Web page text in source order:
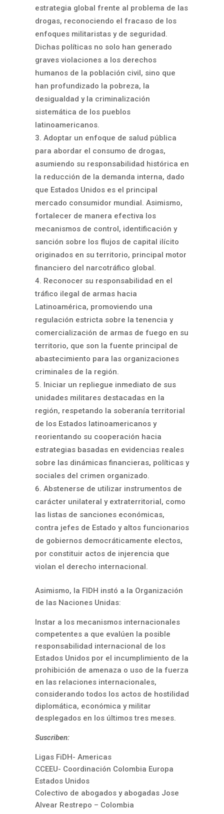
estrategia global frente al problema de las
drogas, reconociendo el fracaso de los
enfoques militaristas y de seguridad.
Dichas políticas no solo han generado
graves violaciones a los derechos
humanos de la población civil, sino que
han profundizado la pobreza, la
desigualdad y la criminalización
sistemática de los pueblos
latinoamericanos.
Adoptar un enfoque de salud pública
para abordar el consumo de drogas,
asumiendo su responsabilidad histórica en
la reducción de la demanda interna, dado
que Estados Unidos es el principal
mercado consumidor mundial. Asimismo,
fortalecer de manera efectiva los
mecanismos de control, identificación y
sanción sobre los flujos de capital ilícito
originados en su territorio, principal motor
financiero del narcotráfico global.
Reconocer su responsabilidad en el
tráfico ilegal de armas hacia
Latinoamérica, promoviendo una
regulación estricta sobre la tenencia y
comercialización de armas de fuego en su
territorio, que son la fuente principal de
abastecimiento para las organizaciones
criminales de la región.
Iniciar un repliegue inmediato de sus
unidades militares destacadas en la
región, respetando la soberanía territorial
de los Estados latinoamericanos y
reorientando su cooperación hacia
estrategias basadas en evidencias reales
sobre las dinámicas financieras, políticas y
sociales del crimen organizado.
Abstenerse de utilizar instrumentos de
carácter unilateral y extraterritorial, como
las listas de sanciones económicas,
contra jefes de Estado y altos funcionarios
de gobiernos democráticamente electos,
por constituir actos de injerencia que
violan el derecho internacional.
Asimismo, la FIDH instó a la Organización
de las Naciones Unidas:
Instar a los mecanismos internacionales
competentes a que evalúen la posible
responsabilidad internacional de los
Estados Unidos por el incumplimiento de la
prohibición de amenaza o uso de la fuerza
en las relaciones internacionales,
considerando todos los actos de hostilidad
diplomática, económica y militar
desplegados en los últimos tres meses.
Suscriben:
Ligas FiDH- Americas
CCEEU- Coordinación Colombia Europa
Estados Unidos
Colectivo de abogados y abogadas Jose
Alvear Restrepo – Colombia